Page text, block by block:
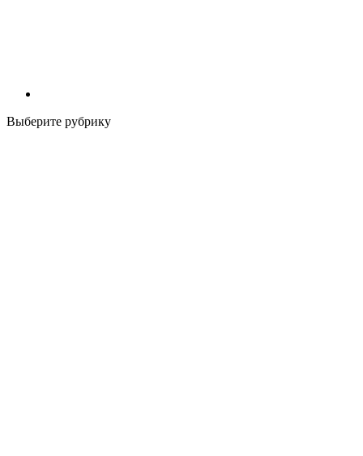
Выберите рубрику